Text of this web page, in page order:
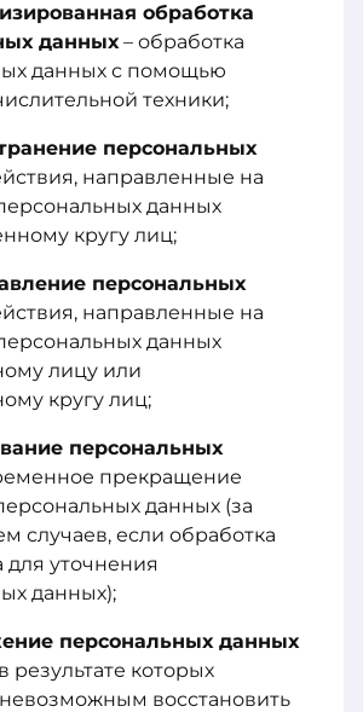
обработка
данных– обработка
данных с помощью
техники;
персональных
направленные на
данных
кругу лиц;
персональных
направленные на
данных
лицу или
кругу лиц;
персональных
прекращение
данных (за
случаев, если обработка
уточнения
данных);
персональных данных
результате которых
восстановить